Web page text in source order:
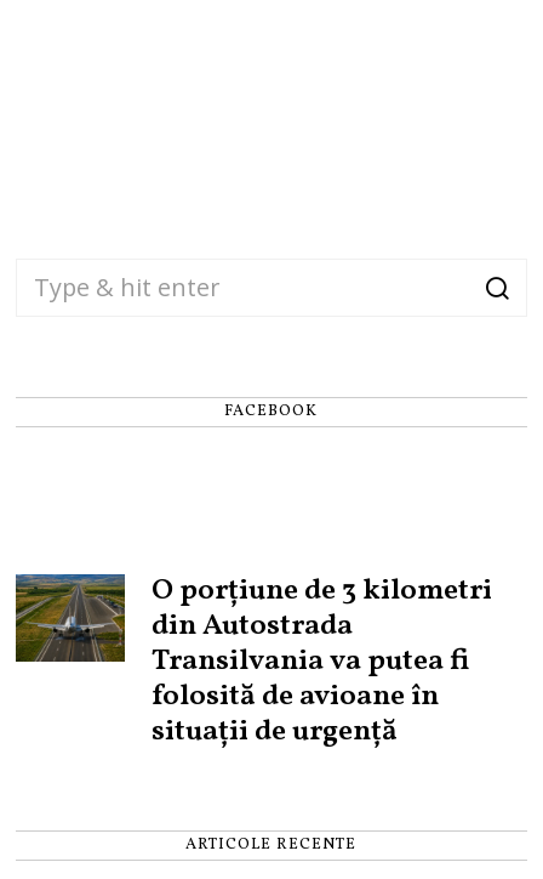
FACEBOOK
O porțiune de 3 kilometri
din Autostrada
Transilvania va putea fi
folosită de avioane în
situații de urgență
ARTICOLE RECENTE